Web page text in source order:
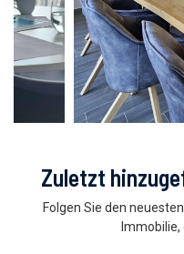
Zuletzt
Folgen Sie den